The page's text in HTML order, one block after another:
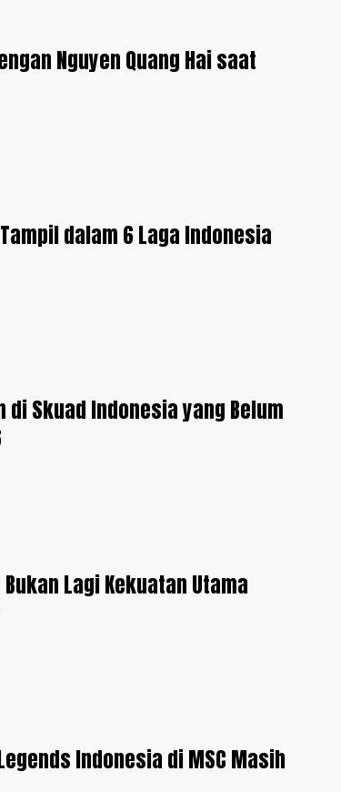
Nguyen Quang Hai saat
dalam 6 Laga Indonesia
di Skuad Indonesia yang Belum
Lagi Kekuatan Utama
Indonesia di MSC Masih